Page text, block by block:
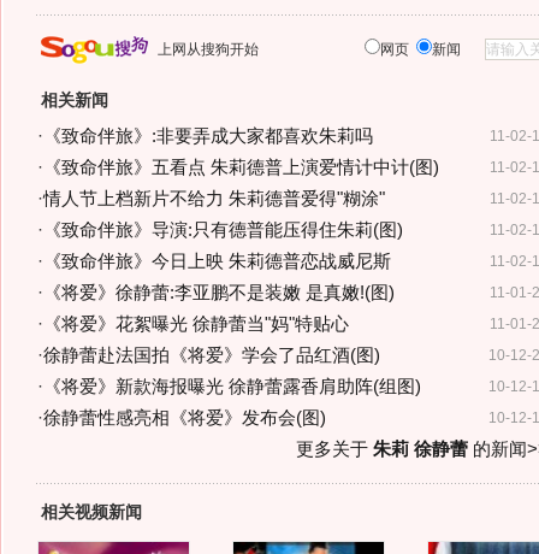
上网从搜狗开始 网页 新闻
相关新闻
11-02-
· 《致命伴旅》:非要弄成大家都喜欢朱莉吗
11-02-
· 《致命伴旅》五看点 朱莉德普上演爱情计中计(图)
11-02-
·情人节上档新片不给力 朱莉德普爱得"糊涂"
11-02-
· 《致命伴旅》导演:只有德普能压得住朱莉(图)
11-02-
· 《致命伴旅》今日上映 朱莉德普恋战威尼斯
11-01-
· 《将爱》徐静蕾:李亚鹏不是装嫩 是真嫩!(图)
11-01-
· 《将爱》花絮曝光 徐静蕾当"妈"特贴心
10-12-
·徐静蕾赴法国拍《将爱》学会了品红酒(图)
10-12-
· 《将爱》新款海报曝光 徐静蕾露香肩助阵(组图)
10-12-
·徐静蕾性感亮相《将爱》发布会(图)
更多关于 朱莉 徐静蕾的新闻
相关视频新闻